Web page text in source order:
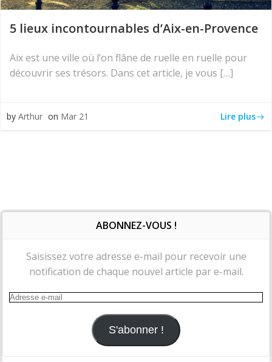
5 lieux incontournables d’Aix-en-Provence
Aix est une ville où l’on flâne de ruelle en ruelle pour
découvrir ses trésors. Dans cet article, je vous […]
by Arthur on Mar 21 Lire plus
ABONNEZ-VOUS !
Saisissez votre adresse e-mail pour recevoir une
notification de chaque nouvel article par e-mail.
Adresse
S'abonner !